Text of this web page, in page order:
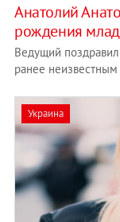
Анатолий
рождения
Ведущий
ранее
Украина